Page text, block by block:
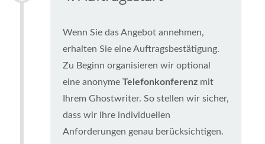
Wenn Sie das Angebot annehmen,
erhalten Sie eine Auftragsbestätigung.
Zu Beginn organisieren wir optional
eine anonyme Telefonkonferenz mit
Ihrem Ghostwriter. So stellen wir sicher,
dass wir Ihre individuellen
Anforderungen genau berücksichtigen.